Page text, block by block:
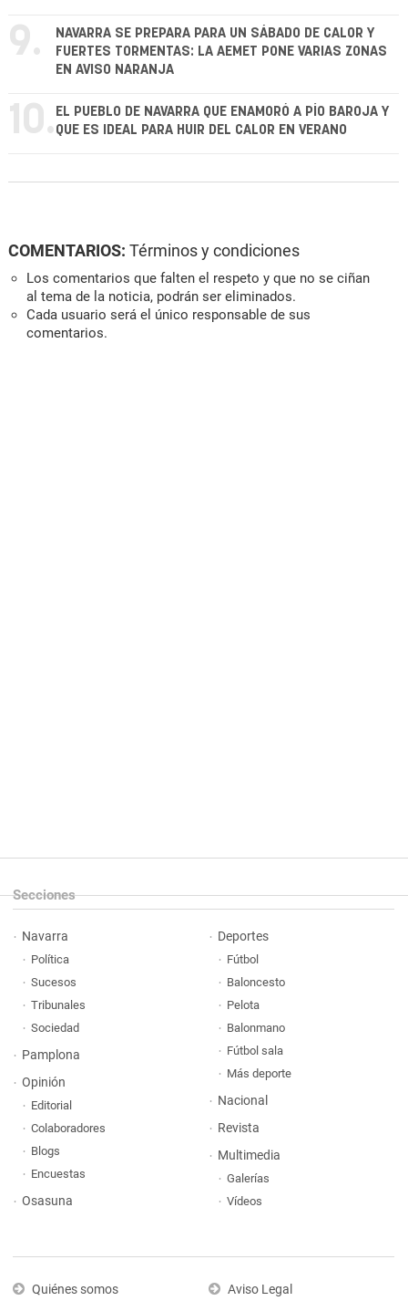
9.
NAVARRA SE PREPARA PARA UN SÁBADO DE CALOR Y
FUERTES TORMENTAS: LA AEMET PONE VARIAS ZONAS
EN AVISO NARANJA
10. EL PUEBLO DE NAVARRA QUE ENAMORÓ A PÍO BAROJA Y
QUE ES IDEAL PARA HUIR DEL CALOR EN VERANO
COMENTARIOS: Términos y condiciones
Los comentarios que falten el respeto y que no se ciñan
al tema de la noticia, podrán ser eliminados.
Cada usuario será el único responsable de sus
comentarios.
Secciones
Navarra
Política
Sucesos
Tribunales
Sociedad
Pamplona
Opinión
Editorial
Colaboradores
Blogs
Encuestas
Osasuna
Deportes
Fútbol
Baloncesto
Pelota
Balonmano
Fútbol sala
Más deporte
Nacional
Revista
Multimedia
Galerías
Vídeos
Quiénes somos Aviso Legal